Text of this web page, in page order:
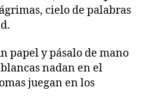
cielo de palabras
papel y pásalo de mano
nadan en el
juegan en los